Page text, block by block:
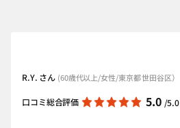
R.Y. さん (60歳代以上/女性/東京都 世田谷区）
口コミ総合評価 5.0 /5.0